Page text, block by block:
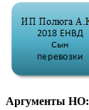
Аргументы НО: